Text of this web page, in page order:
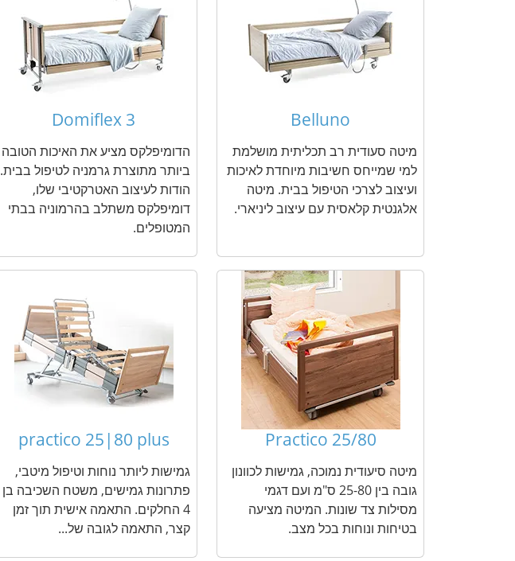
Belluno
מיטה סעודית רב תכליתית מושלמת
למי שמייחס חשיבות מיוחדת לאיכות
ועיצוב לצרכי הטיפול בבית. מיטה
אלגנטית קלאסית עם עיצוב ליניארי.
Domiflex 3
הדומיפלקס מציע את האיכות הטובה
ביותר מתוצרת גרמניה לטיפול בבית.
הודות לעיצוב האטרקטיבי שלו,
דומיפלקס משתלב בהרמוניה בבתי
המטופלים.
Practico 25/80
מיטה סיעודית נמוכה, גמישות לכוונון
גובה בין 25-80 ס"מ ועם דגמי
מסילות צד שונות. המיטה מציעה
בטיחות ונוחות בכל מצב.
practico 25|80 plus
גמישות ליותר נוחות וטיפול מיטבי,
פתרונות גמישים, משטח השכיבה בן
4 החלקים. התאמה אישית תוך זמן
קצר, התאמה לגובה של...